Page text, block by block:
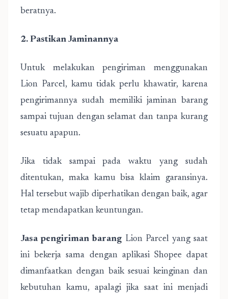
beratnya.
2. Pastikan Jaminannya
Untuk melakukan pengiriman menggunakan
Lion Parcel, kamu tidak perlu khawatir, karena
pengirimannya sudah memiliki jaminan barang
sampai tujuan dengan selamat dan tanpa kurang
sesuatu apapun.
Jika tidak sampai pada waktu yang sudah
ditentukan, maka kamu bisa klaim garansinya.
Hal tersebut wajib diperhatikan dengan baik, agar
tetap mendapatkan keuntungan.
Jasa pengiriman barang Lion Parcel yang saat
ini bekerja sama dengan aplikasi Shopee dapat
dimanfaatkan dengan baik sesuai keinginan dan
kebutuhan kamu, apalagi jika saat ini menjadi